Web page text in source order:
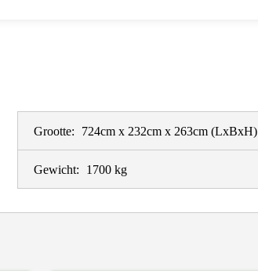
Grootte: 724cm x 232cm x 263cm(LxBxH)
Gewicht: 1700 kg